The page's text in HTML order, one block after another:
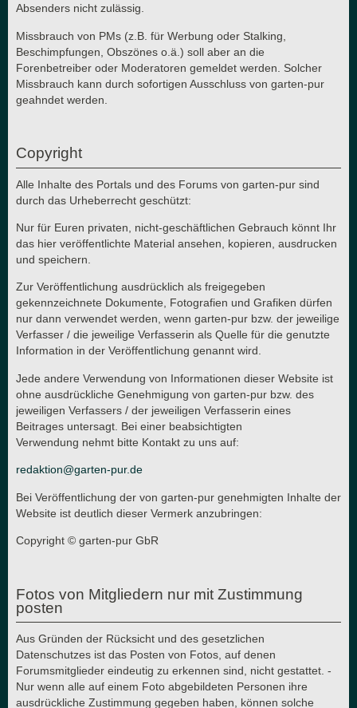
Absenders nicht zulässig.
Missbrauch von PMs (z.B. für Werbung oder Stalking,
Beschimpfungen, Obszönes o.ä.) soll aber an die
Forenbetreiber oder Moderatoren gemeldet werden. Solcher
Missbrauch kann durch sofortigen Ausschluss von garten-pur
geahndet werden.
Copyright
Alle Inhalte des Portals und des Forums von garten-pur sind
durch das Urheberrecht geschützt:
Nur für Euren privaten, nicht-geschäftlichen Gebrauch könnt Ihr
das hier veröffentlichte Material ansehen, kopieren, ausdrucken
und speichern.
Zur Veröffentlichung ausdrücklich als freigegeben
gekennzeichnete Dokumente, Fotografien und Grafiken dürfen
nur dann verwendet werden, wenn garten-pur bzw. der jeweilige
Verfasser / die jeweilige Verfasserin als Quelle für die genutzte
Information in der Veröffentlichung genannt wird.
Jede andere Verwendung von Informationen dieser Website ist
ohne ausdrückliche Genehmigung von garten-pur bzw. des
jeweiligen Verfassers / der jeweiligen Verfasserin eines
Beitrages untersagt. Bei einer beabsichtigten
Verwendung nehmt bitte Kontakt zu uns auf:
redaktion@garten-pur.de
Bei Veröffentlichung der von garten-pur genehmigten Inhalte der
Website ist deutlich dieser Vermerk anzubringen:
Copyright © garten-pur GbR
Fotos von Mitgliedern nur mit Zustimmung
posten
Aus Gründen der Rücksicht und des gesetzlichen
Datenschutzes ist das Posten von Fotos, auf denen
Forumsmitglieder eindeutig zu erkennen sind, nicht gestattet. -
Nur wenn alle auf einem Foto abgebildeten Personen ihre
ausdrückliche Zustimmung gegeben haben, können solche